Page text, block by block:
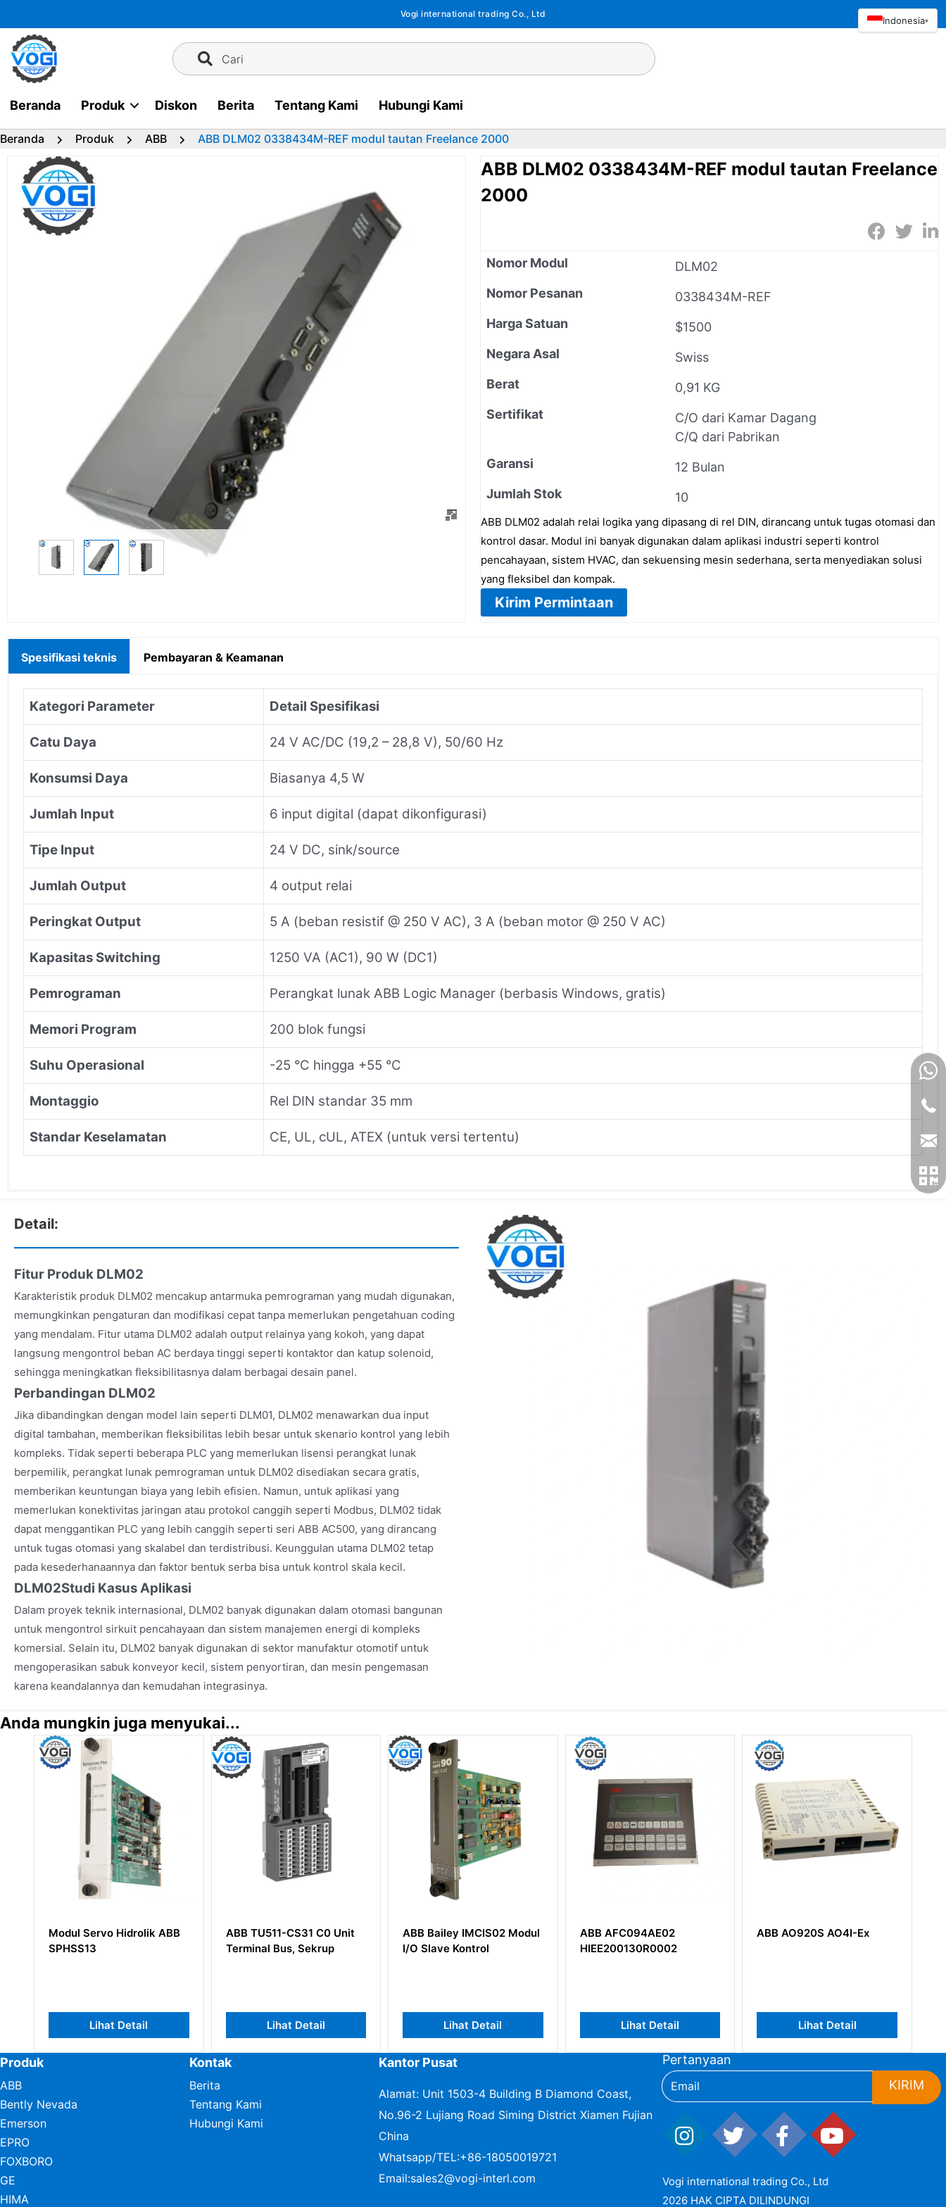
ke
konten
Vogi international trading Co., Ltd
Cari
Beranda Produk Diskon Berita Tentang Kami Hubungi Kami
Beranda Produk ABB ABB DLM02 0338434M-REF modul tautan Freelance 2000
ABB DLM02 0338434M-REF modul tautan Freelance
2000
Nomor Modul
DLM02
Nomor Pesanan
0338434M-REF
Harga Satuan
$1500
Negara Asal
Swiss
Berat
0,91 KG
Sertifikat
C/O dari Kamar Dagang
C/Q dari Pabrikan
Garansi
12 Bulan
Jumlah Stok
10
ABB DLM02 adalah relai logika yang dipasang di rel DIN, dirancang untuk tugas otomasi dan
kontrol dasar. Modul ini banyak digunakan dalam aplikasi industri seperti kontrol
pencahayaan, sistem HVAC, dan sekuensing mesin sederhana, serta menyediakan solusi
yang fleksibel dan kompak.
Kirim Permintaan
Spesifikasi teknis Pembayaran & Keamanan
Kategori Parameter Detail Spesifikasi
Catu Daya 24 V AC/DC (19,2 – 28,8 V), 50/60 Hz
Konsumsi Daya Biasanya 4,5 W
Jumlah Input 6 input digital (dapat dikonfigurasi)
Tipe Input 24 V DC, sink/source
Jumlah Output 4 output relai
Peringkat Output 5 A (beban resistif @ 250 V AC), 3 A (beban motor @ 250 V AC)
Kapasitas Switching 1250 VA (AC1), 90 W (DC1)
Pemrograman Perangkat lunak ABB Logic Manager (berbasis Windows, gratis)
Memori Program 200 blok fungsi
Suhu Operasional -25 °C hingga +55 °C
Montaggio Rel DIN standar 35 mm
Standar Keselamatan CE, UL, cUL, ATEX (untuk versi tertentu)
Detail:
Fitur Produk DLM02
Karakteristik produk DLM02 mencakup antarmuka pemrograman yang mudah digunakan,
memungkinkan pengaturan dan modifikasi cepat tanpa memerlukan pengetahuan coding
yang mendalam. Fitur utama DLM02 adalah output relainya yang kokoh, yang dapat
langsung mengontrol beban AC berdaya tinggi seperti kontaktor dan katup solenoid,
sehingga meningkatkan fleksibilitasnya dalam berbagai desain panel.
Perbandingan DLM02
Jika dibandingkan dengan model lain seperti DLM01, DLM02 menawarkan dua input
digital tambahan, memberikan fleksibilitas lebih besar untuk skenario kontrol yang lebih
kompleks. Tidak seperti beberapa PLC yang memerlukan lisensi perangkat lunak
berpemilik, perangkat lunak pemrograman untuk DLM02 disediakan secara gratis,
memberikan keuntungan biaya yang lebih efisien. Namun, untuk aplikasi yang
memerlukan konektivitas jaringan atau protokol canggih seperti Modbus, DLM02 tidak
dapat menggantikan PLC yang lebih canggih seperti seri ABB AC500, yang dirancang
untuk tugas otomasi yang skalabel dan terdistribusi. Keunggulan utama DLM02 tetap
pada kesederhanaannya dan faktor bentuk serba bisa untuk kontrol skala kecil.
DLM02Studi Kasus Aplikasi
Dalam proyek teknik internasional, DLM02 banyak digunakan dalam otomasi bangunan
untuk mengontrol sirkuit pencahayaan dan sistem manajemen energi di kompleks
komersial. Selain itu, DLM02 banyak digunakan di sektor manufaktur otomotif untuk
mengoperasikan sabuk konveyor kecil, sistem penyortiran, dan mesin pengemasan
karena keandalannya dan kemudahan integrasinya.
Anda mungkin juga menyukai...
Hidrolik ABB
ABB TU511-CS31 C0 Unit
Terminal Bus, Sekrup
ABB Bailey IMCIS02 Modul
I/O Slave Kontrol
ABB AFC094AE02
HIEE200130R0002
ABB AO920S AO4I-Ex
ABB SDCS-POW-1C
Produk
ABB
Bently Nevada
Emerson
EPRO
FOXBORO
GE
HIMA
Kontak
Berita
Tentang Kami
Hubungi Kami
Kantor Pusat
Alamat: Unit 1503-4 Building B Diamond Coast,
No.96-2 Lujiang Road Siming District Xiamen Fujian
China
Whatsapp/TEL:+86-18050019721
Email:sales2@vogi-interl.com
Pertanyaan
KIRIM
Vogi international trading Co., Ltd
2026 HAK CIPTA DILINDUNGI
Indonesia▾